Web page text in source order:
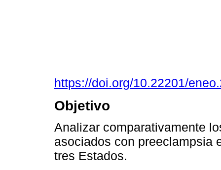
https://doi.org/10.22201/
Objetivo
Analizar comparativamente
asociados con preeclampsia
tres Estados.